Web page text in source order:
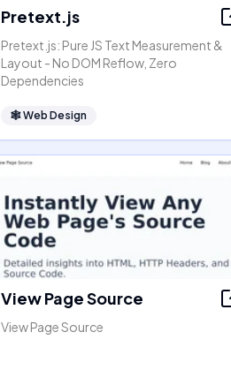
Pretext.js
Pretext.js: Pure JS Text Measurement &
Layout - No DOM Reflow, Zero
Dependencies
🕸Web Design
View Page Source
View Page Source